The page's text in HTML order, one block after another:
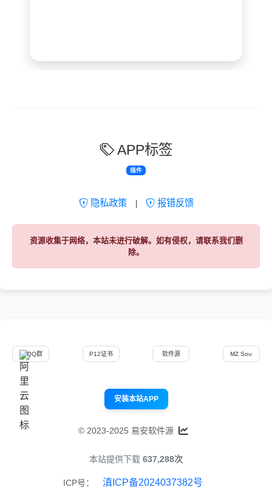
APP标签
插件
隐私政策 | 报错反馈
资源收集于网络，本站未进行破解。如有侵权，请联系我们删
除。
QQ群 P12证书 软件源 MZ Sou
安装本站APP
© 2023-2025 易安软件源
本站提供下载 637,288次
ICP号： 滇ICP备2024037382号